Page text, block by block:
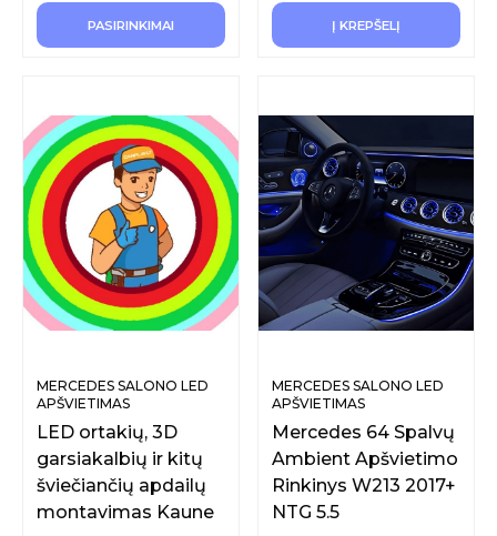
PASIRINKIMAI Į KREPŠELĮ
MERCEDES SALONO LED
APŠVIETIMAS
LED ortakių, 3D
garsiakalbių ir kitų
šviečiančių apdailų
montavimas Kaune
MERCEDES SALONO LED
APŠVIETIMAS
Mercedes 64 Spalvų
Ambient Apšvietimo
Rinkinys W213 2017+
NTG 5.5